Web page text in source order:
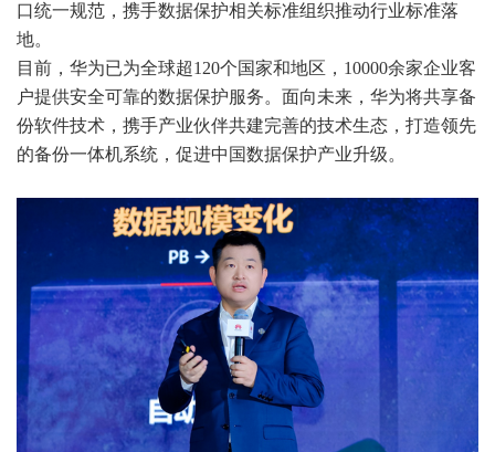
口统一规范，携手数据保护相关标准组织推动行业标准落
地。
目前，华为已为全球超120个国家和地区，10000余家企业客
户提供安全可靠的数据保护服务。面向未来，华为将共享备
份软件技术，携手产业伙伴共建完善的技术生态，打造领先
的备份一体机系统，促进中国数据保护产业升级。